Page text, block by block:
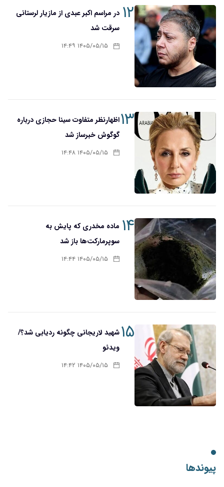
۱۲ در مراسم اکبر عبدی از مازیار لرستانی
سرقت شد
۱۴۰۵/۰۵/۱۵ ۱۴:۴۹
۱۳اظهارنظر متفاوت سینا حجازی درباره
گوگوش خبرساز شد
۱۴۰۵/۰۵/۱۵ ۱۴:۴۸
۱۴ ماده مخدری که پایش به
سوپرمارکت‌ها باز شد
۱۴۰۵/۰۵/۱۵ ۱۴:۴۴
۱۵شهید لاریجانی چگونه ردیابی شد؟/
ویدئو
۱۴۰۵/۰۵/۱۵ ۱۴:۴۲
پیوندها